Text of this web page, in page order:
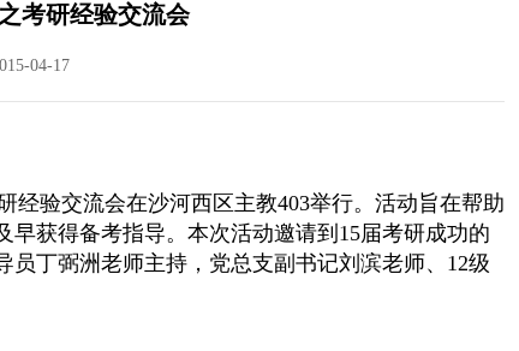
考研经验交流会
04-17
经验交流会在沙河西区主教403举行。活动旨在帮助
早获得备考指导。本次活动邀请到15届考研成功的
丁弼洲老师主持，党总支副书记刘滨老师、12级